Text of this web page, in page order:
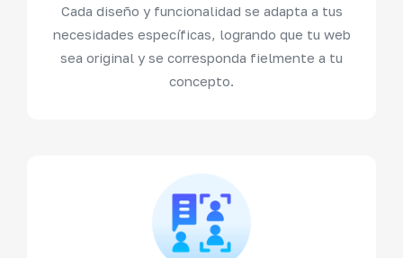
Cada diseño y funcionalidad se adapta a tus
necesidades específicas, logrando que tu web
sea original y se corresponda fielmente a tu
concepto.